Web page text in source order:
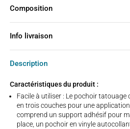
Composition
Info livraison
Description
Caractéristiques du produit :
Facile à utiliser : Le pochoir tatouage
en trois couches pour une application
comprend un support adhésif pour
place, un pochoir en vinyle